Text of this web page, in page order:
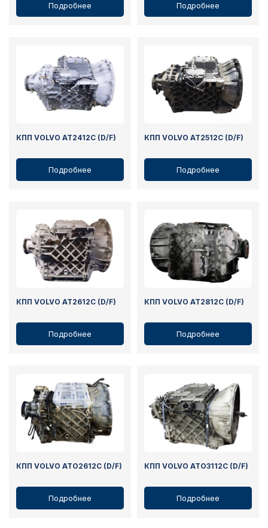
Подробнее Подробнее
КПП VOLVO AT2412C (D/F)
Подробнее
КПП VOLVO AT2512C (D/F)
Подробнее
КПП VOLVO AT2612C (D/F)
Подробнее
КПП VOLVO AT2812C (D/F)
Подробнее
КПП VOLVO ATO2612C (D/F)
Подробнее
КПП VOLVO ATO3112C (D/F)
Подробнее